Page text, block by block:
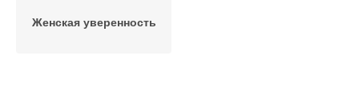
Женская уверенность